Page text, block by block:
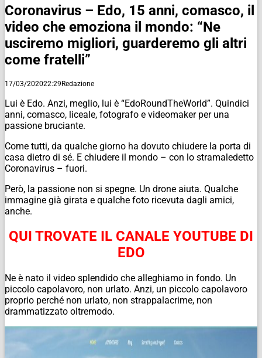
Coronavirus – Edo, 15 anni, comasco, il
video che emoziona il mondo: “Ne
usciremo migliori, guarderemo gli altri
come fratelli”
17/03/202022:29Redazione
Lui è Edo. Anzi, meglio, lui è “EdoRoundTheWorld”. Quindici
anni, comasco, liceale, fotografo e videomaker per una
passione bruciante.
Come tutti, da qualche giorno ha dovuto chiudere la porta di
casa dietro di sé. E chiudere il mondo – con lo stramaledetto
Coronavirus – fuori.
Però, la passione non si spegne. Un drone aiuta. Qualche
immagine già girata e qualche foto ricevuta dagli amici,
anche.
QUI TROVATE IL CANALE YOUTUBE DI
EDO
Ne è nato il video splendido che alleghiamo in fondo. Un
piccolo capolavoro, non urlato. Anzi, un piccolo capolavoro
proprio perché non urlato, non strappalacrime, non
drammatizzato oltremodo.